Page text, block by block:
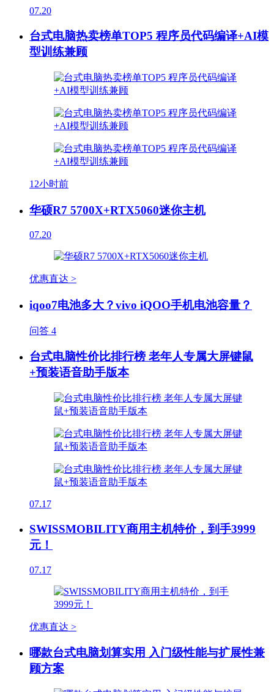
07.20
台式电脑热卖榜单TOP5 程序员代码编译+AI模
型训练兼顾
12小时前
华硕R7 5700X+RTX5060迷你主机
07.20
优惠直达 >
iqoo7电池多大？vivo iQOO手机电池容量？
问答 4
台式电脑性价比排行榜 老年人专属大屏键鼠
+预装语音助手版本
07.17
SWISSMOBILITY商用主机特价，到手3999
元！
07.17
优惠直达 >
哪款台式电脑划算实用 入门级性能与扩展性兼
顾方案